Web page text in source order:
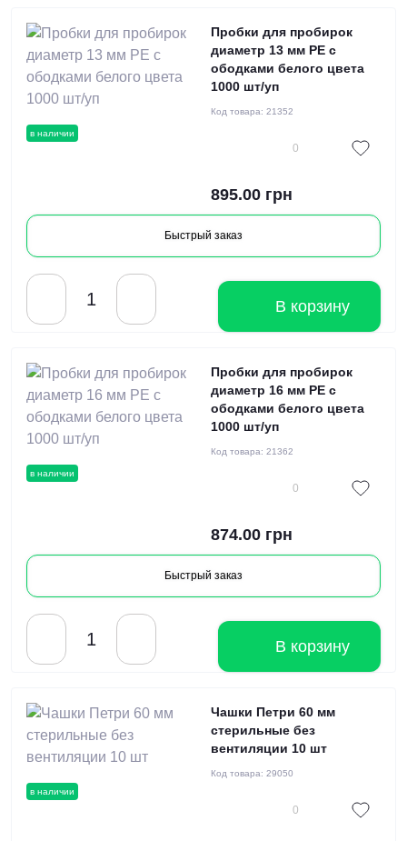
в наличии
Пробки для пробирок
диаметр 13 мм PE с
ободками белого цвета
1000 шт/уп
Код товара: 21352
0
895.00 грн
Быстрый заказ
В корзину
в наличии
Пробки для пробирок
диаметр 16 мм PE с
ободками белого цвета
1000 шт/уп
Код товара: 21362
0
874.00 грн
Быстрый заказ
В корзину
в наличии
Чашки Петри 60 мм
стерильные без
вентиляции 10 шт
Код товара: 29050
0